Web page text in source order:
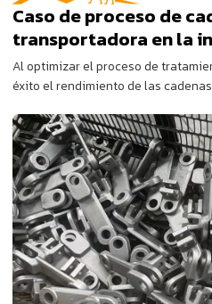
Caso de proceso de
transportadora en la
Al optimizar el proceso de
éxito el rendimiento de las